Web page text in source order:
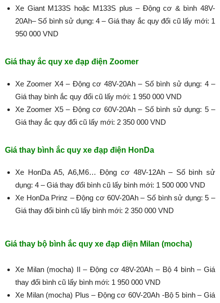
Xe Giant M133S hoặc M133S plus – Động cơ & bình 48V-
20Ah– Số bình sử dụng: 4 – Giá thay ắc quy đổi cũ lấy mới: 1
950 000 VND
Giá thay ắc quy xe đạp điện Zoomer
Xe Zoomer X4 – Động cơ 48V-20Ah – Số bình sử dụng: 4 –
Giá thay bình ắc quy đổi cũ lấy mới: 1 950 000 VND
Xe Zoomer X5 – Động cơ 60V-20Ah – Số bình sử dụng: 5 –
Giá thay ắc quy đổi cũ lấy mới: 2 350 000 VND
Giá thay bình ắc quy xe đạp điện HonDa
Xe HonDa A5, A6,M6… Động cơ 48V-12Ah – Số bình sử
dụng: 4 – Giá thay đổi bình cũ lấy bình mới: 1 500 000 VND
Xe HonDa Prinz – Động cơ 60V-20Ah – Số bình sử dụng: 5 –
Giá thay đổi bình cũ lấy bình mới: 2 350 000 VND
Giá thay bộ bình ắc quy xe đạp điện Milan (mocha)
Xe Milan (mocha) II – Động cơ 48V-20Ah – Bộ 4 bình – Giá
thay đổi bình cũ lấy bình mới: 1 950 000 VND
Xe Milan (mocha) Plus – Động cơ 60V-20Ah -Bộ 5 bình – Giá